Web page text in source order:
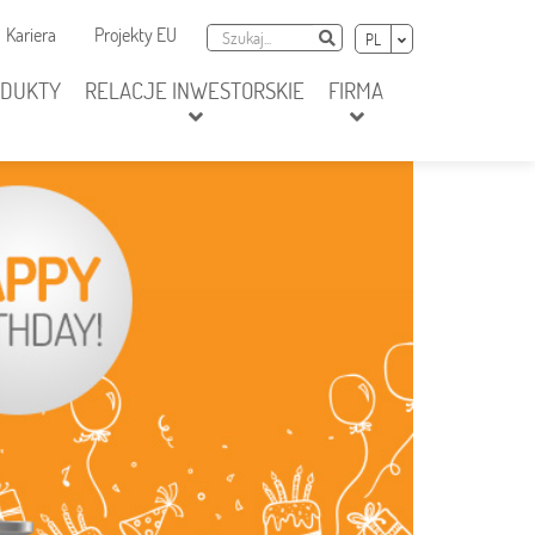
Nawigacja dodatkowa
Kariera Projekty EU Szukaj Szukaj
Wybierz język
PL
RELACJE INWESTORSKIE FIRMA